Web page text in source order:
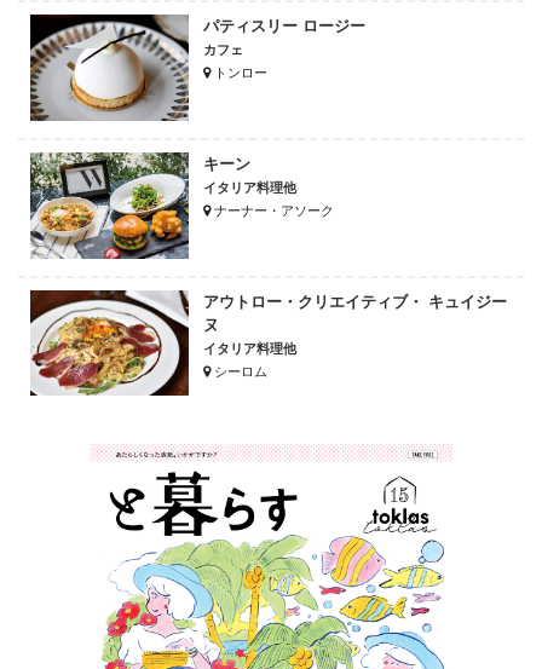
パティスリー ロージー
カフェ
トンロー
キーン
イタリア料理他
ナーナー・アソーク
アウトロー・クリエイティブ・ キュイジー
ヌ
イタリア料理他
シーロム